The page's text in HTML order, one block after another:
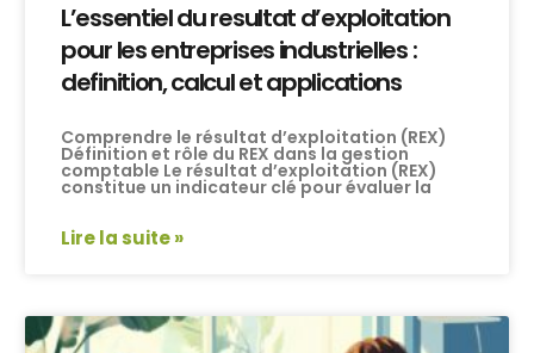
L’essentiel du resultat d’exploitation
pour les entreprises industrielles :
definition, calcul et applications
Comprendre le résultat d’exploitation (REX)
Définition et rôle du REX dans la gestion
comptable Le résultat d’exploitation (REX)
constitue un indicateur clé pour évaluer la
Lire la suite »